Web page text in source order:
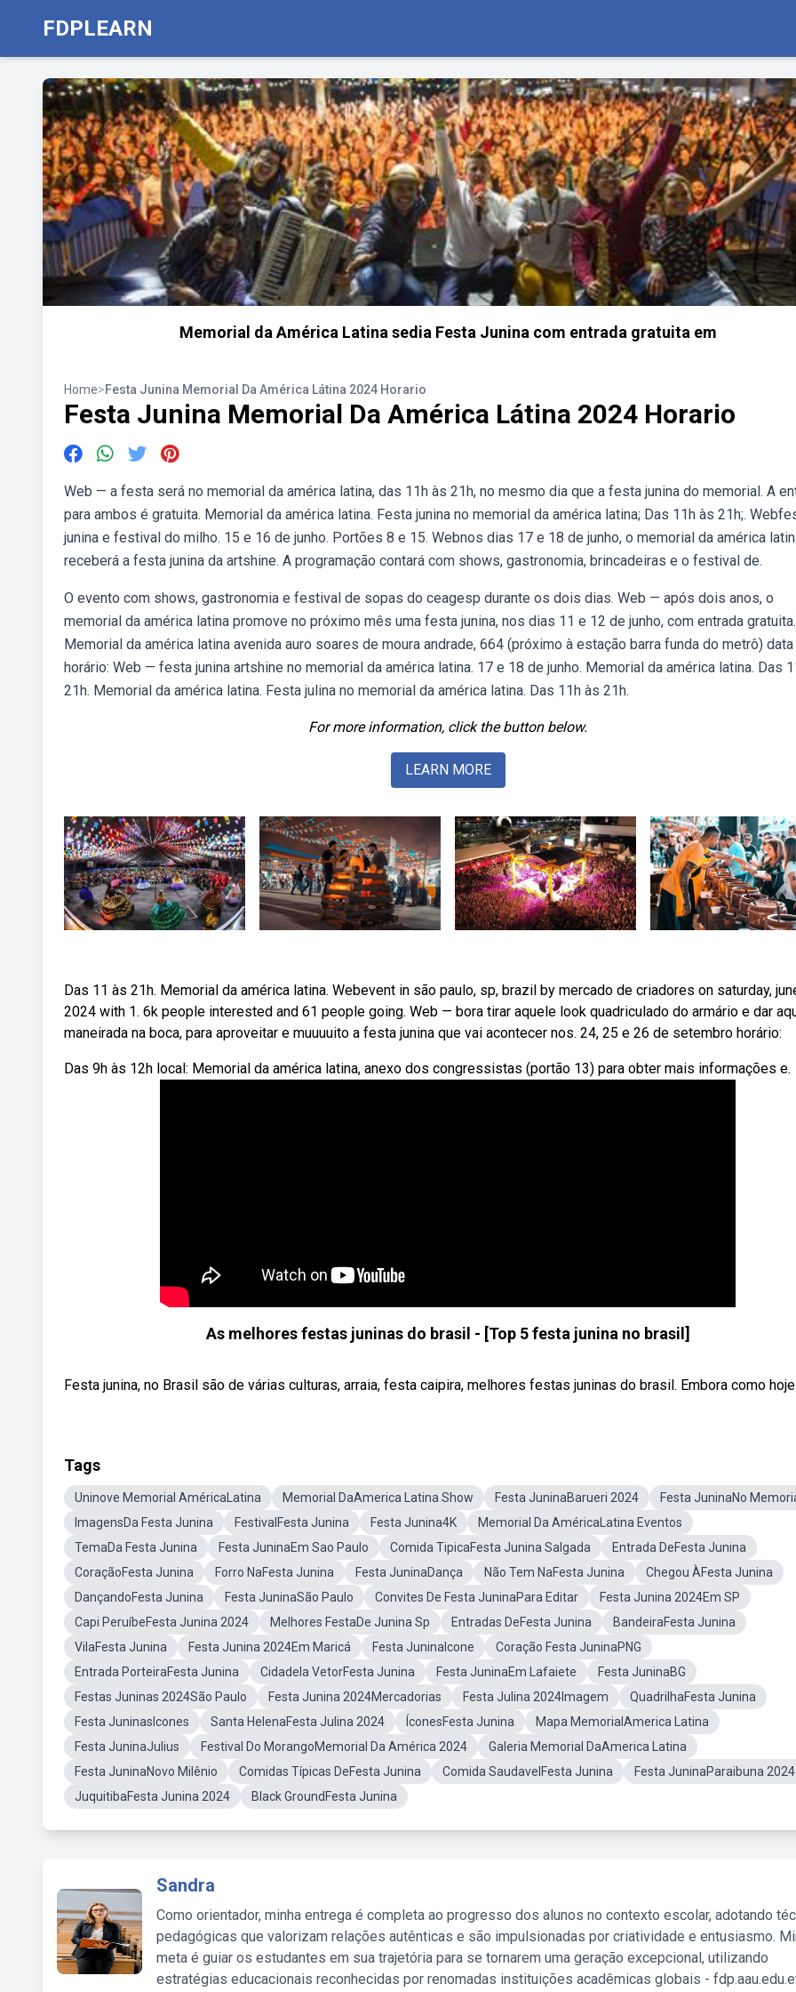
FDPLEARN
Memorial da América Latina sedia Festa Junina com entrada gratuita em
Home>Festa Junina Memorial Da América Látina 2024 Horario
Festa Junina Memorial Da América Látina 2024 Horario
Web — a festa será no memorial da américa latina, das 11h às 21h, no mesmo dia que a festa junina do memorial. A
para ambos é gratuita. Memorial da américa latina. Festa junina no memorial da américa latina; Das 11h às 21h;.
junina e festival do milho. 15 e 16 de junho. Portões 8 e 15. Webnos dias 17 e 18 de junho, o memorial da américa
receberá a festa junina da artshine. A programação contará com shows, gastronomia, brincadeiras e o festival de.
O evento com shows, gastronomia e festival de sopas do ceagesp durante os dois dias. Web — após dois anos, o
memorial da américa latina promove no próximo mês uma festa junina, nos dias 11 e 12 de junho, com entrada gratuita.
Memorial da américa latina avenida auro soares de moura andrade, 664 (próximo à estação barra funda do metrô) data
horário: Web — festa junina artshine no memorial da américa latina. 17 e 18 de junho. Memorial da américa latina. Das
21h. Memorial da américa latina. Festa julina no memorial da américa latina. Das 11h às 21h.
For more information, click the button below.
LEARN MORE
Das 11 às 21h. Memorial da américa latina. Webevent in são paulo, sp, brazil by mercado de criadores on saturday,
2024 with 1. 6k people interested and 61 people going. Web — bora tirar aquele look quadriculado do armário e dar
maneirada na boca, para aproveitar e muuuuito a festa junina que vai acontecer nos. 24, 25 e 26 de setembro horário:
Das 9h às 12h local: Memorial da américa latina, anexo dos congressistas (portão 13) para obter mais informações e.
As melhores festas juninas do brasil - [Top 5 festa junina no brasil]
Festa junina, no Brasil são de várias culturas, arraia, festa caipira, melhores festas juninas do brasil. Embora como hoje
Tags
Uninove Memorial AméricaLatina Memorial DaAmerica Latina Show Festa JuninaBarueri 2024
Festa JuninaNo
ImagensDa Festa Junina
FestivalFesta Junina Festa Junina4K
Memorial Da AméricaLatina Eventos
TemaDa Festa Junina
Festa JuninaEm Sao Paulo Comida TipicaFesta Junina Salgada
Entrada DeFesta Junina
CoraçãoFesta Junina
Forro NaFesta Junina Festa JuninaDança Não Tem NaFesta Junina
Chegou ÀFesta Junina
DançandoFesta Junina
Festa JuninaSão Paulo Convites De Festa JuninaPara Editar
Festa Junina 2024Em SP
Capi PeruíbeFesta Junina 2024
Melhores FestaDe Junina Sp Entradas DeFesta Junina
BandeiraFesta Junina
VilaFesta Junina
Festa Junina 2024Em Maricá Festa JuninaIcone
Coração Festa JuninaPNG
Entrada PorteiraFesta Junina
Cidadela VetorFesta Junina Festa JuninaEm Lafaiete
Festa JuninaBG
Festas Juninas 2024São Paulo
Festa Junina 2024Mercadorias Festa Julina 2024Imagem
QuadrilhaFesta Junina
Festa JuninasIcones
Santa HelenaFesta Julina 2024 ÍconesFesta Junina
Mapa MemorialAmerica Latina
Festa JuninaJulius
Festival Do MorangoMemorial Da América 2024
Galeria Memorial DaAmerica Latina
Festa JuninaNovo Milênio
Comidas Típicas DeFesta Junina Comida SaudavelFesta Junina
Festa JuninaParaibuna 2024
JuquitibaFesta Junina 2024
Black GroundFesta Junina
Sandra
Como orientador, minha entrega é completa ao progresso dos alunos no contexto escolar, adotando
pedagógicas que valorizam relações autênticas e são impulsionadas por criatividade e entusiasmo.
meta é guiar os estudantes em sua trajetória para se tornarem uma geração excepcional, utilizando
estratégias educacionais reconhecidas por renomadas instituições acadêmicas globais -